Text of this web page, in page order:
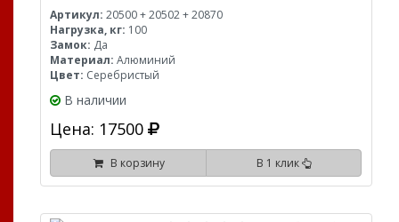
Артикул: 20500 + 20502 + 20870
Нагрузка, кг: 100
Замок: Да
Материал: Алюминий
Цвет: Серебристый
В наличии
Цена: 17500
В корзину В 1 клик